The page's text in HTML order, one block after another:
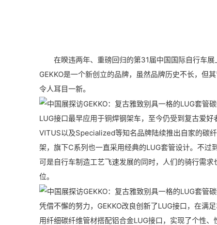
在睽违两年、重磅回归的第31届中国国际自行车展
GEKKO是一个新创立的品牌，虽然品牌历史不长，但
令人耳目一新。
LUG接口最早应用于铜焊钢架车，至今仍受到复古爱
VITUS以及Specialized等知名品牌陆续推出自家的碳
架，旗下C系列也一直采用经典的LUG套管设计。不过
可是自行车制造工艺飞速发展的同时，人们的骑行需
位。
凭借不懈的努力，GEKKO改良创新了LUG接口，在满
用纤细碳纤维管材搭配铝合金LUG接口，实现了个性、